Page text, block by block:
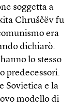
soggetta a
Chruščëv fu
era
dichiarò:
lo stesso
predecessori.
Sovietica e la
modello di